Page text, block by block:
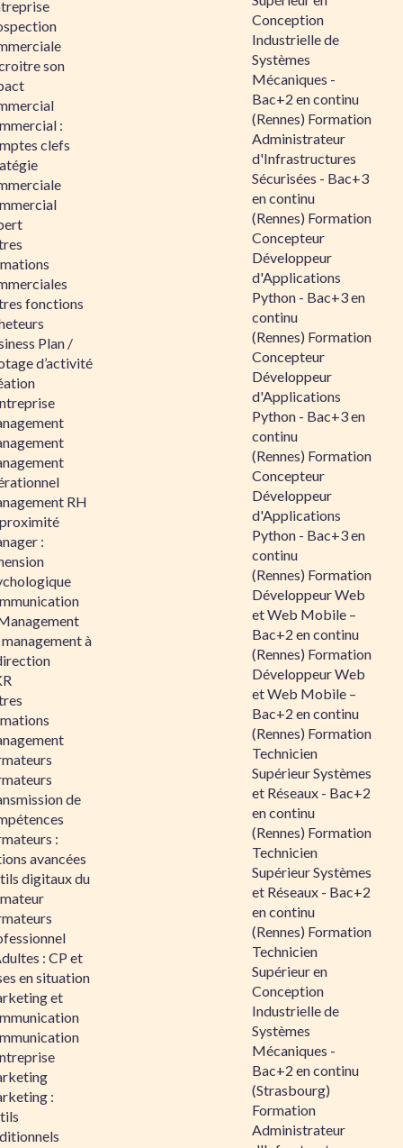
son
:
clefs
fonctions
Plan /
d’activité
RH
:
à
de
:
avancées
digitaux du
: CP et
en situation
et
:
Conception
Industrielle de
Systèmes
Mécaniques -
Bac+2 en continu
(Rennes) Formation
Administrateur
d'Infrastructures
Sécurisées - Bac+3
en continu
(Rennes) Formation
Concepteur
Développeur
d'Applications
Python - Bac+3 en
continu
(Rennes) Formation
Concepteur
Développeur
d'Applications
Python - Bac+3 en
continu
(Rennes) Formation
Concepteur
Développeur
d'Applications
Python - Bac+3 en
continu
(Rennes) Formation
Développeur Web
et Web Mobile –
Bac+2 en continu
(Rennes) Formation
Développeur Web
et Web Mobile –
Bac+2 en continu
(Rennes) Formation
Technicien
Supérieur Systèmes
et Réseaux - Bac+2
en continu
(Rennes) Formation
Technicien
Supérieur Systèmes
et Réseaux - Bac+2
en continu
(Rennes) Formation
Technicien
Supérieur en
Conception
Industrielle de
Systèmes
Mécaniques -
Bac+2 en continu
(Strasbourg)
Formation
Administrateur